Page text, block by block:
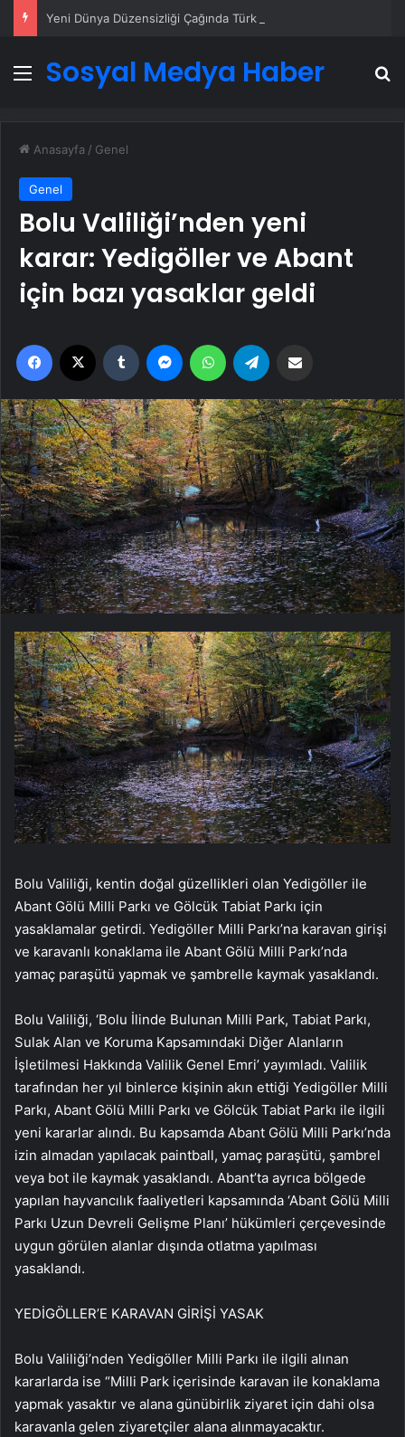
Menü
Sosyal Medya Haber
Anasayfa / Genel
Genel
Bolu Valiliği’nden yeni
karar: Yedigöller ve Abant
için bazı yasaklar geldi
Facebook Tumblr MessengerWhatsApp
Bolu Valiliği, kentin doğal güzellikleri olan Yedigöller ile
Abant Gölü Milli Parkı ve Gölcük Tabiat Parkı için
yasaklamalar getirdi. Yedigöller Milli Parkı’na karavan girişi
ve karavanlı konaklama ile Abant Gölü Milli Parkı’nda
yamaç paraşütü yapmak ve şambrelle kaymak yasaklandı.
Bolu Valiliği, ‘Bolu İlinde Bulunan Milli Park, Tabiat Parkı,
Sulak Alan ve Koruma Kapsamındaki Diğer Alanların
İşletilmesi Hakkında Valilik Genel Emri’ yayımladı. Valilik
tarafından her yıl binlerce kişinin akın ettiği Yedigöller Milli
Parkı, Abant Gölü Milli Parkı ve Gölcük Tabiat Parkı ile ilgili
yeni kararlar alındı. Bu kapsamda Abant Gölü Milli Parkı’nda
izin almadan yapılacak paintball, yamaç paraşütü, şambrel
veya bot ile kaymak yasaklandı. Abant’ta ayrıca bölgede
yapılan hayvancılık faaliyetleri kapsamında ‘Abant Gölü Milli
Parkı Uzun Devreli Gelişme Planı’ hükümleri çerçevesinde
uygun görülen alanlar dışında otlatma yapılması
yasaklandı.
YEDİGÖLLER’E KARAVAN GİRİŞİ YASAK
Bolu Valiliği’nden Yedigöller Milli Parkı ile ilgili alınan
kararlarda ise “Milli Park içerisinde karavan ile konaklama
yapmak yasaktır ve alana günübirlik ziyaret için dahi olsa
karavanla gelen ziyaretçiler alana alınmayacaktır.